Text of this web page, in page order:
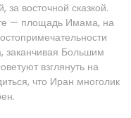
восточной сказкой.
— площадь Имама, на
заканчивая Большим
взглянуть на
что Иран многолик